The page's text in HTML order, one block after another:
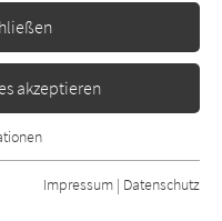
akzeptieren
Funktionen der
dass die Webseite
Impressum | Datenschutz